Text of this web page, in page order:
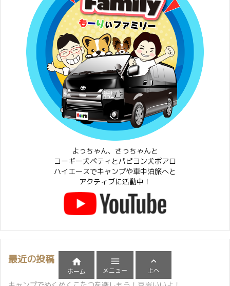
よっちゃん、さっちゃんと
コーギー犬ペティとパピヨン犬ポアロ
ハイエースでキャンプや車中泊旅へと
アクティブに活動中！
最近の投稿 
ホーム

メニュー

上へ